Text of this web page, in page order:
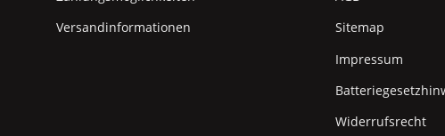
Versandinformationen
Sitemap
Impressum
Widerrufsrecht